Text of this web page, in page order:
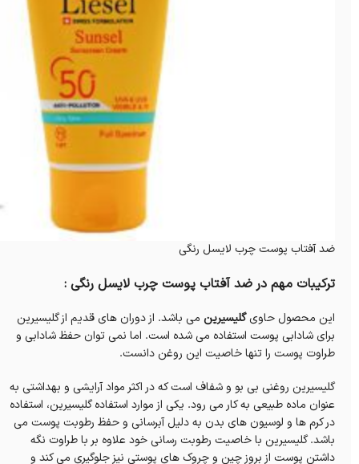
ضد آفتاب پوست چرب لایسل رنگی
ترکیبات مهم در ضد آفتاب پوست چرب لایسل رنگی :
این محصول حاویگلیسیرین می باشد. از دوران های قدیم از گلیسیرین
برای شادابی پوست استفاده می شده است. اما نمی توان حفظ شادابی و
طراوت پوست را تنها خاصیت این روغن دانست.
گلیسیرین روغنی بی بو و شفاف است که در اکثر مواد آرایشی و بهداشتی به
عنوان ماده طبیعی به کار می رود. یکی از موارد استفاده گلیسیرین، استفاده
در کرم ها و لوسیون های بدن به دلیل آبرسانی و حفظ رطوبت پوست می
باشد. گلیسیرین با خاصیت رطوبت رسانی خود علاوه بر با طراوت نگه
داشتن پوست از بروز چین و چروک های پوستی نیز جلوگیری می کند و